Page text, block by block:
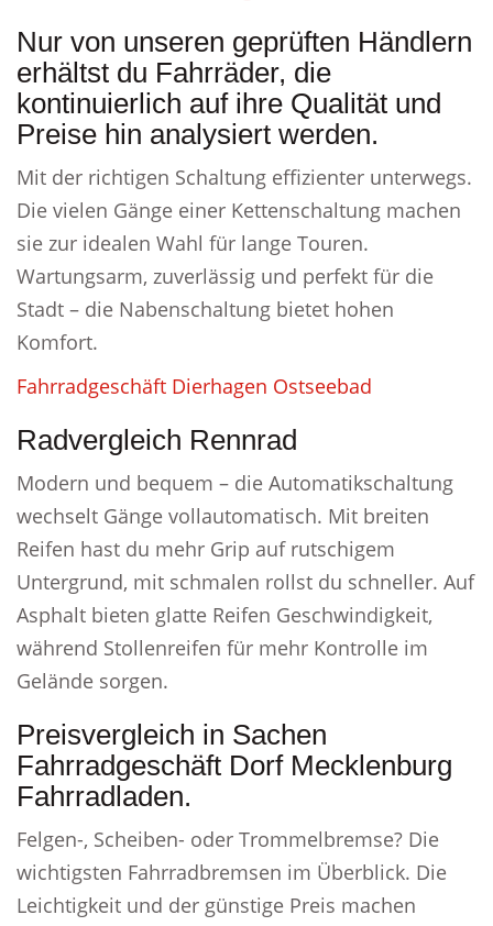
Nur von unseren geprüften Händlern
erhältst du Fahrräder, die
kontinuierlich auf ihre Qualität und
Preise hin analysiert werden.
Mit der richtigen Schaltung effizienter unterwegs.
Die vielen Gänge einer Kettenschaltung machen
sie zur idealen Wahl für lange Touren.
Wartungsarm, zuverlässig und perfekt für die
Stadt – die Nabenschaltung bietet hohen
Komfort.
Fahrradgeschäft Dierhagen Ostseebad
Radvergleich Rennrad
Modern und bequem – die Automatikschaltung
wechselt Gänge vollautomatisch. Mit breiten
Reifen hast du mehr Grip auf rutschigem
Untergrund, mit schmalen rollst du schneller. Auf
Asphalt bieten glatte Reifen Geschwindigkeit,
während Stollenreifen für mehr Kontrolle im
Gelände sorgen.
Preisvergleich in Sachen
Fahrradgeschäft Dorf Mecklenburg
Fahrradladen.
Felgen-, Scheiben- oder Trommelbremse? Die
wichtigsten Fahrradbremsen im Überblick. Die
Leichtigkeit und der günstige Preis machen